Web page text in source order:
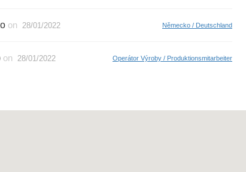
on 28/01/2022 Německo / Deutschland
on 28/01/2022 Operátor Výroby / Produktionsmitarbeiter